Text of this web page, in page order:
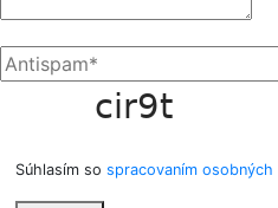
Súhlasím so spracovaním osobných